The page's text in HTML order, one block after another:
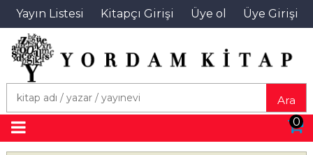
Yayın Listesi Kitapçı Girişi Üye ol Üye Girişi
Ara
0